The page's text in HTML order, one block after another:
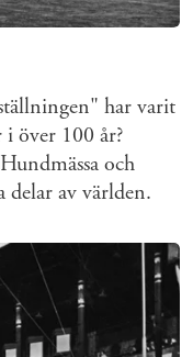
har varit
över 100 år?
och
delar av världen.